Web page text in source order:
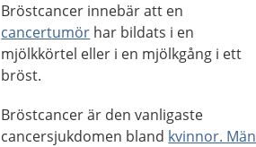
Bröstcancer innebär att en
cancertumör har bildats i en
mjölkkörtel eller i en mjölkgång i ett
bröst.
Bröstcancer är den vanligaste
cancersjukdomen bland kvinnor. Män